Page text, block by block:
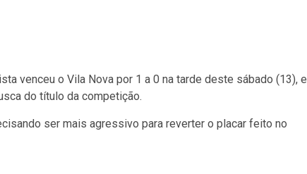
venceu o Vila Nova por 1 a 0 na tarde deste sábado (13), e
do título da competição.
ser mais agressivo para reverter o placar feito no